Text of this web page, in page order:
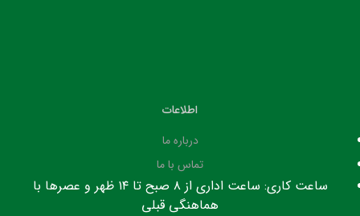
اطلاعات
درباره ما
تماس با ما
ساعت کاری: ساعت اداری از ۸ صبح تا ۱۴ ظهر و عصرها با
هماهنگی قبلی